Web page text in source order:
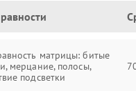
матрицы: битые
мерцание, полосы,
подсветки